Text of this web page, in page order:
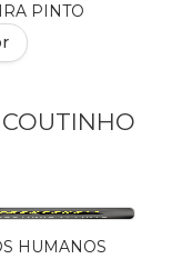
PINTO
HUMANOS